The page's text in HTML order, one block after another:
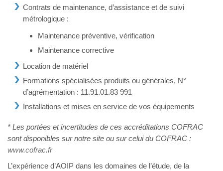
Contrats de maintenance, d’assistance et de suivi
métrologique :
Maintenance préventive, vérification
Maintenance corrective
Location de matériel
Formations spécialisées produits ou générales, N°
d’agrémentation : 11.91.01.83 991
Installations et mises en service de vos équipements
* Les portées et incertitudes de ces accréditations COFRAC
sont disponibles sur notre site ou sur celui du COFRAC :
www.cofrac.fr
L’expérience d’AOIP dans les domaines de l’étude, de la